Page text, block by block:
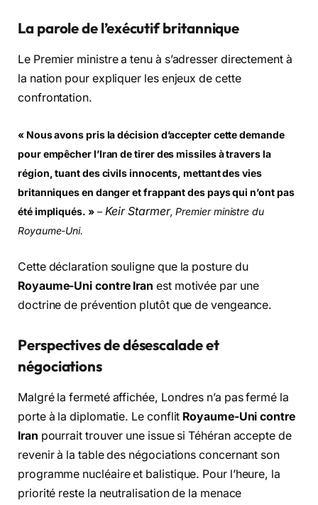
La parole de l’exécutif britannique
Le Premier ministre a tenu à s’adresser directement à
la nation pour expliquer les enjeux de cette
confrontation.
« Nous avons pris la décision d’accepter cette demande
pour empêcher l’Iran de tirer des missiles à travers la
région, tuant des civils innocents, mettant des vies
britanniques en danger et frappant des pays qui n’ont pas
été impliqués. »– Keir Starmer, Premier ministre du
Royaume-Uni.
Cette déclaration souligne que la posture du
Royaume-Uni contre Iran est motivée par une
doctrine de prévention plutôt que de vengeance.
Perspectives de désescalade et
négociations
Malgré la fermeté affichée, Londres n’a pas fermé la
porte à la diplomatie. Le conflit Royaume-Uni contre
Iran pourrait trouver une issue si Téhéran accepte de
revenir à la table des négociations concernant son
programme nucléaire et balistique. Pour l’heure, la
priorité reste la neutralisation de la menace